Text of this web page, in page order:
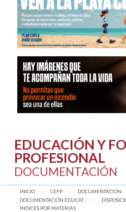
EDUCACIÓN Y
PROFESIONAL
DOCUMENTACIÓN
INICIO CEFP
DOCUMENTACIÓN
DOCUMENTACIÓN EDUCAT...
AQUÍ:
ÍNDICES POR MATERIAS